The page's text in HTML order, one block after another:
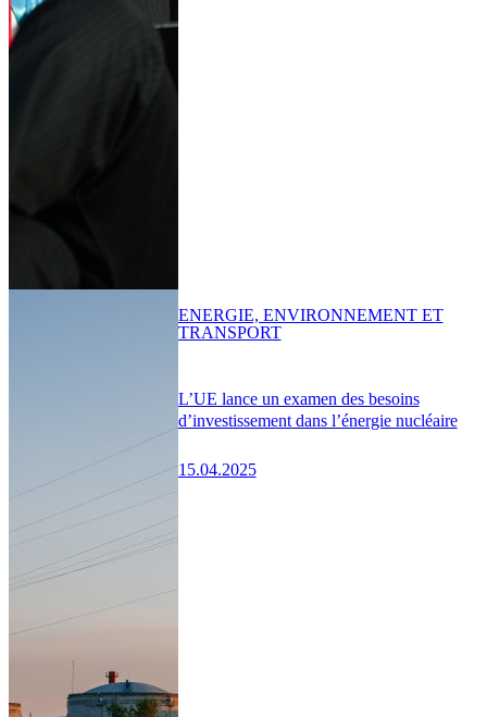
L’UE lance un examen des besoins
d’investissement dans l’énergie nucléaire
15.04.2025
ENERGIE, ENVIRONNEMENT ET
TRANSPORT